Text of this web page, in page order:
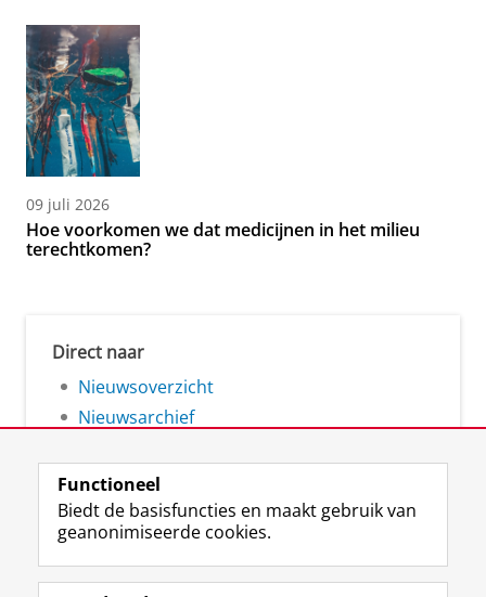
09 juli 2026
Hoe voorkomen we dat medicijnen in het milieu
terechtkomen?
Direct naar
Nieuwsoverzicht
Nieuwsarchief
Volg de RUG
F
a
L
i
R
S
I
n
Y
o
Functioneel
Biedt de basisfuncties en maakt gebruik van
geanonimiseerde cookies.